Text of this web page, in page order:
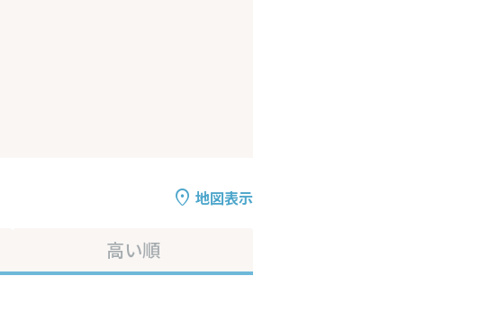
地図表示
高い順